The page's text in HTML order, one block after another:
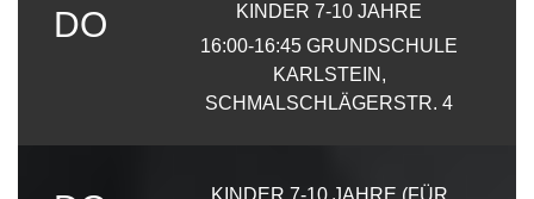
DO
KINDER 7-10 JAHRE
16:00-16:45 GRUNDSCHULE
KARLSTEIN,
SCHMALSCHLÄGERSTR. 4
KINDER 7-10 JAHRE (FÜR